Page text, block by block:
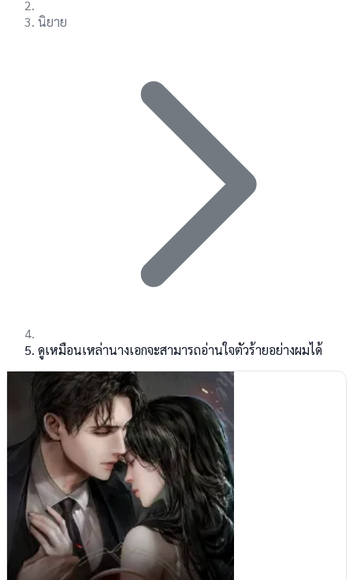
นิยาย
ดูเหมือนเหล่านางเอกจะสามารถอ่านใจตัวร้ายอย่างผมได้